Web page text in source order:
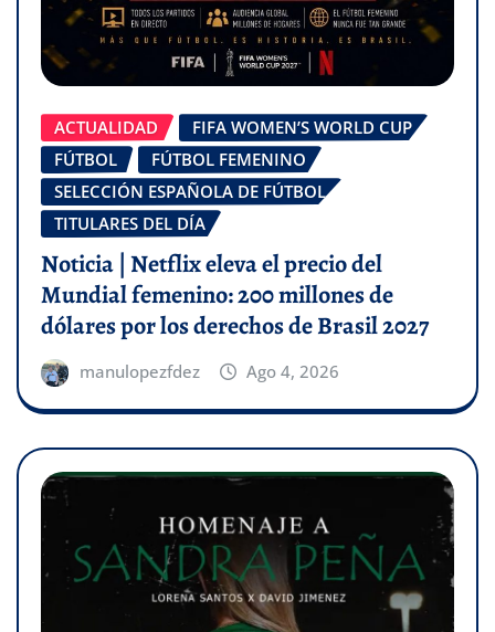
ACTUALIDAD
FIFA WOMEN’S WORLD CUP
FÚTBOL
FÚTBOL FEMENINO
SELECCIÓN ESPAÑOLA DE FÚTBOL
TITULARES DEL DÍA
Noticia | Netflix eleva el precio del
Mundial femenino: 200 millones de
dólares por los derechos de Brasil 2027
manulopezfdez Ago 4, 2026